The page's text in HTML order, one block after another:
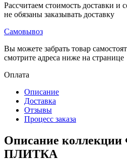
Рассчитаем стоимость доставки
не обязаны заказывать доставку
Самовывоз
Вы можете забрать товар
смотрите адреса ниже на странице
Оплата
Описание
Доставка
Отзывы
Процесс заказа
Описание
ПЛИТКА